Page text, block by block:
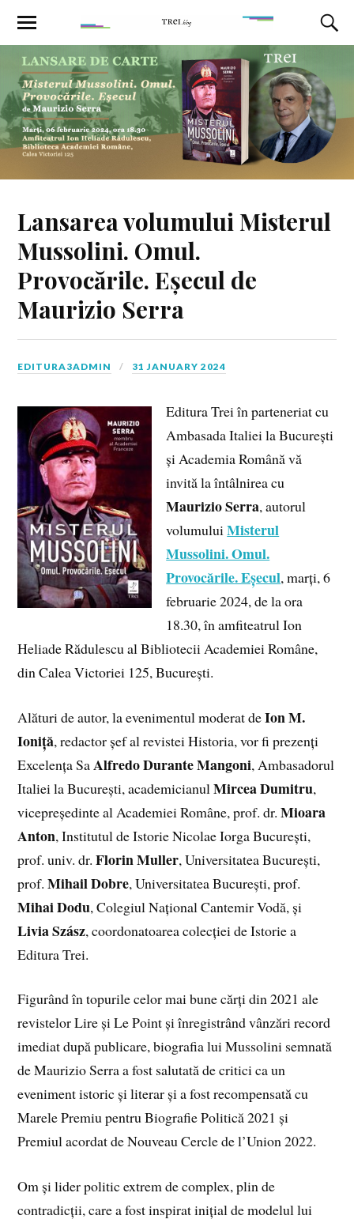
Lansarea volumului Misterul
Mussolini. Omul.
Provocările. Eșecul de
Maurizio Serra
EDITURA3ADMIN 31 JANUARY 2024
Editura Trei în parteneriat cu
Ambasada Italiei la București
și Academia Română vă
invită la întâlnirea cu
Maurizio Serra, autorul
volumuluiMisterul
Mussolini. Omul.
Provocările. Eșecul, marți, 6
februarie 2024, de la ora
18.30, în amfiteatrul Ion
Heliade Rădulescu al Bibliotecii Academiei Române,
din Calea Victoriei 125, București.
Alături de autor, la evenimentul moderat deIon M.
Ioniță, redactor șef al revistei Historia, vor fi prezenți
Excelența SaAlfredo Durante Mangoni, Ambasadorul
Italiei la București, academicianulMircea Dumitru,
vicepreședinte al Academiei Române, prof. dr.Mioara
Anton, Institutul de Istorie Nicolae Iorga București,
prof. univ. dr.Florin Muller, Universitatea București,
prof.Mihail Dobre, Universitatea București, prof.
Mihai Dodu, Colegiul Național Cantemir Vodă, și
Livia Szász, coordonatoarea colecției de Istorie a
Editura Trei.
Figurând în topurile celor mai bune cărți din 2021 ale
revistelor Lire și Le Point și înregistrând vânzări record
imediat după publicare, biografia lui Mussolini semnată
de Maurizio Serra a fost salutată de critici ca un
eveniment istoric și literar și a fost recompensată cu
Marele Premiu pentru Biografie Politică 2021 și
Premiul acordat de Nouveau Cercle de l’Union 2022.
Om și lider politic extrem de complex, plin de
contradicții, care a fost inspirat inițial de modelul lui